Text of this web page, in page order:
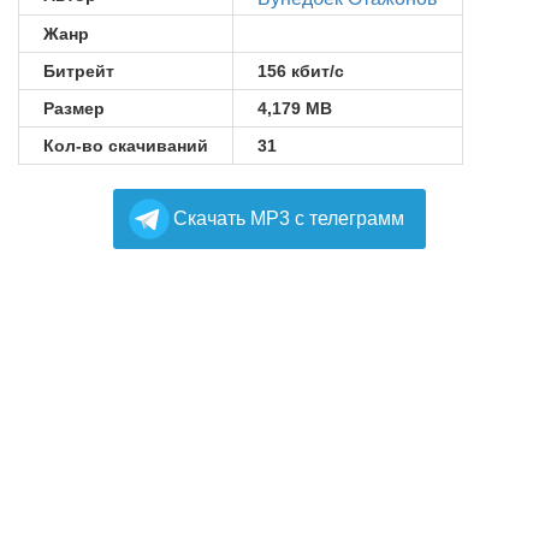
Жанр
Битрейт
156 кбит/с
Размер
4,179 MB
Кол-во скачиваний
31
Cкачать MP3 с телеграмм